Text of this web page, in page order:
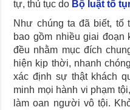
tự, thủ tục do Bộ luật tố
Như chúng ta đã biết, tố
bao gồm nhiều giai đoạn
đều nhằm mục đích
hiện kịp thời, nhanh
xác định sự thật khách
minh mọi hành vi phạm
làm oan người vô tội.